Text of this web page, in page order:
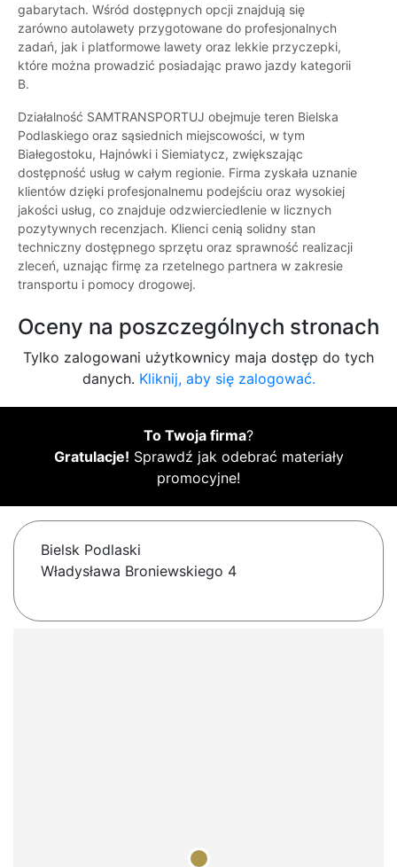
gabarytach. Wśród dostępnych opcji znajdują się
zarówno autolawety przygotowane do profesjonalnych
zadań, jak i platformowe lawety oraz lekkie przyczepki,
które można prowadzić posiadając prawo jazdy kategorii
B.
Działalność SAMTRANSPORTUJ obejmuje teren Bielska
Podlaskiego oraz sąsiednich miejscowości, w tym
Białegostoku, Hajnówki i Siemiatycz, zwiększając
dostępność usług w całym regionie. Firma zyskała uznanie
klientów dzięki profesjonalnemu podejściu oraz wysokiej
jakości usług, co znajduje odzwierciedlenie w licznych
pozytywnych recenzjach. Klienci cenią solidny stan
techniczny dostępnego sprzętu oraz sprawność realizacji
zleceń, uznając firmę za rzetelnego partnera w zakresie
transportu i pomocy drogowej.
Oceny na poszczególnych stronach
Tylko zalogowani użytkownicy maja dostęp do tych
danych. Kliknij, aby się zalogować.
To Twoja firma?
Gratulacje! Sprawdź jak odebrać materiały
promocyjne!
Bielsk Podlaski
Władysława Broniewskiego 4